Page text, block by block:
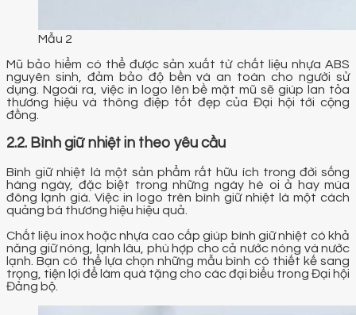
Mẫu 2
Mũ bảo hiểm có thể được sản xuất từ chất liệu nhựa ABS
nguyên sinh, đảm bảo độ bền và an toàn cho người sử
dụng. Ngoài ra, việc in logo lên bề mặt mũ sẽ giúp lan tỏa
thương hiệu và thông điệp tốt đẹp của Đại hội tới cộng
đồng.
2.2. Bình giữ nhiệt in theo yêu cầu
Bình giữ nhiệt là một sản phẩm rất hữu ích trong đời sống
hàng ngày, đặc biệt trong những ngày hè oi ả hay mùa
đông lạnh giá. Việc in logo trên bình giữ nhiệt là một cách
quảng bá thương hiệu hiệu quả.
Chất liệu inox hoặc nhựa cao cấp giúp bình giữ nhiệt có khả
năng giữ nóng, lạnh lâu, phù hợp cho cả nước nóng và nước
lạnh. Bạn có thể lựa chọn những mẫu bình có thiết kế sang
trọng, tiện lợi để làm quà tặng cho các đại biểu trong Đại hội
Đảng bộ.